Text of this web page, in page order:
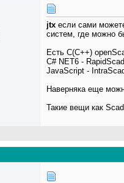
jtx если сами
систем, где можно
Есть C(C++)
C# NET6 -
JavaScript -
Наверняка еще
Такие вещи как